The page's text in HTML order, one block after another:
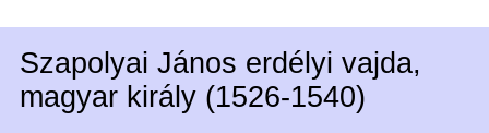
Szapolyai János erdélyi vajda,
magyar király (1526-1540)